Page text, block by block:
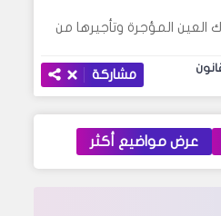
المؤجرة وتأجيرها من
مشاركة
عرض مواضيع أكثر